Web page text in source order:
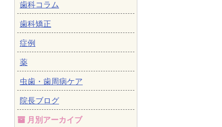
歯科コラム
歯科矯正
症例
薬
虫歯・歯周病ケア
院長ブログ
月別アーカイブ